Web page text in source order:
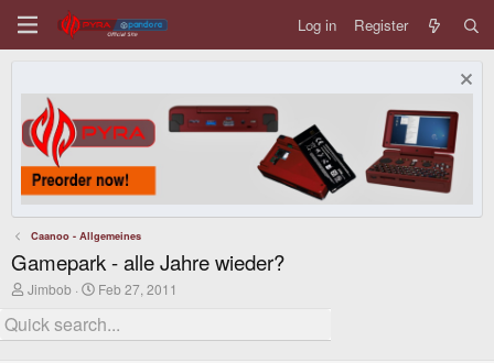
Log in Register
Caanoo - Allgemeines
Gamepark - alle Jahre wieder?
T
r
e
Jimbob
S
a
r
Feb 27, 2011